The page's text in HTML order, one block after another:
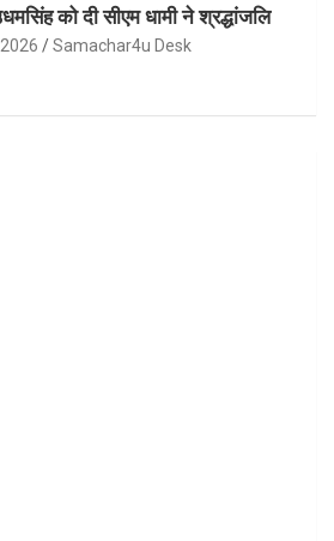
को दी सीएम धामी ने श्रद्धांजलि
Samachar4u Desk